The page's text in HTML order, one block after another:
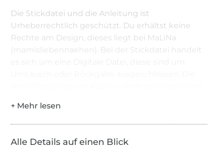
Die Stickdatei und die Anleitung ist
Urheberrechtlich geschützt. Du erhältst keine
Rechte am Design, dieses liegt bei MaLiNa
(mamisliebennaehen). Bei der Stickdatei handelt
Alle Details auf einen Blick